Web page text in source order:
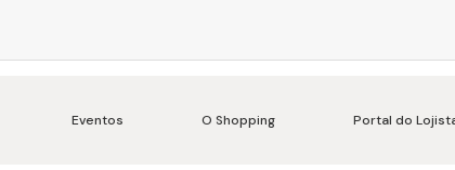
Eventos O Shopping Portal do